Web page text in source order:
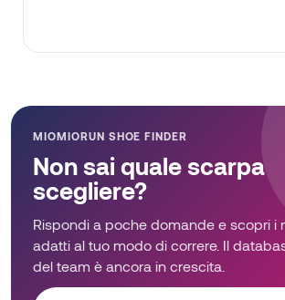
MIOMIORUN SHOE FINDER
Non sai quale scarpa
scegliere?
Rispondi a poche domande e scopri i
adatti al tuo modo di correre. Il
del team è ancora in crescita.